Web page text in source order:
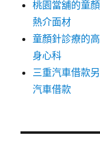
桃園當舖的童
熱介面材
童顏針診療的
身心科
三重汽車借款
汽車借款